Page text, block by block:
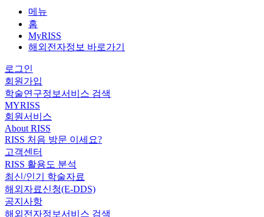
메뉴
홈
MyRISS
해외전자정보 바로가기
로그인
회원가입
학술연구정보서비스 검색
MYRISS
회원서비스
About RISS
RISS 처음 방문 이세요?
고객센터
RISS 활용도 분석
최신/인기 학술자료
해외자료신청(E-DDS)
공지사항
해외전자정보서비스 검색